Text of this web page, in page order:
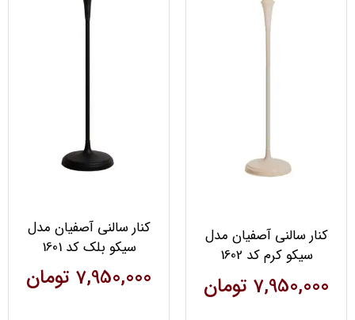
کنار سالنی آصفیان مدل
سیکو کرم کد 1602
7,950,000 تومان
کنار سالنی آصفیان مدل
سیکو بلک کد 1601
7,950,000 تومان